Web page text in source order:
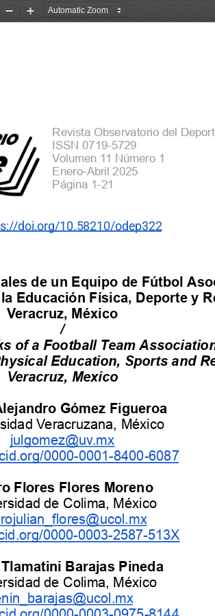
Zoom
Zoom
Revista Observatorio del
ISSN 0719-5729
Volumen 11 Número 1
Enero-Abril 2025
Página 1-21
/doi.org/10.58210/odep322
de un Equipo de Fútbol
la Educación Física, Deporte y
Veracruz, México
/
of a Football Team
Education, Sports and
Veracruz, Mexico
Gómez Figueroa
Veracruzana,
México
julgomez@uv.mx
0000-0001-8400-6087
Flores Flores Moreno
de Colima, México
0000-0003-2587-513X
Tlamatini Barajas Pineda
de Colima, México